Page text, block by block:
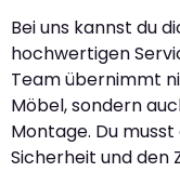
Bei uns kannst du
hochwertigen
Team übernimmt
Möbel, sondern
Montage. Du
Sicherheit und den